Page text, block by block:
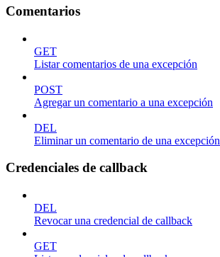
Comentarios
GET
Listar comentarios de una excepción
POST
Agregar un comentario a una excepción
DEL
Eliminar un comentario de una excepción
Credenciales de callback
DEL
Revocar una credencial de callback
GET